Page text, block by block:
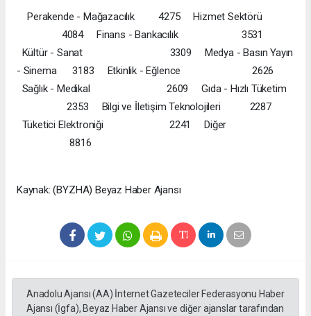
Perakende - Mağazacılık 4275 Hizmet Sektörü
4084 Finans - Bankacılık 3531
Kültür - Sanat 3309 Medya - Basın Yayın
- Sinema 3183 Etkinlik - Eğlence 2626
Sağlık - Medikal 2609 Gıda - Hızlı Tüketim
2353 Bilgi ve İletişim Teknolojileri 2287
Tüketici Elektroniği 2241 Diğer
8816
Kaynak: (BYZHA) Beyaz Haber Ajansı
Anadolu Ajansı (AA) İnternet Gazeteciler Federasyonu Haber
Ajansı (İgfa), Beyaz Haber Ajansı ve diğer ajanslar tarafından